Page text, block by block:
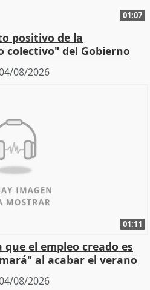
01:07
positivo de la
colectivo" del Gobierno
08/2026
01:11
el empleo creado es
al acabar el verano
08/2026